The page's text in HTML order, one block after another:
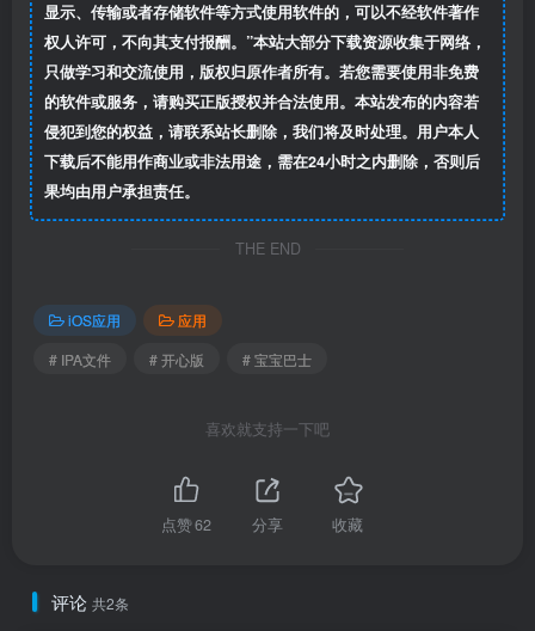
显示、传输或者存储软件等方式使用软件的，可以不经软件著作
权人许可，不向其支付报酬。”本站大部分下载资源收集于网络，
只做学习和交流使用，版权归原作者所有。若您需要使用非免费
的软件或服务，请购买正版授权并合法使用。本站发布的内容若
侵犯到您的权益，请联系站长删除，我们将及时处理。用户本人
下载后不能用作商业或非法用途，需在24小时之内删除，否则后
果均由用户承担责任。
THE END
iOS应用
应用
# IPA文件
# 开心版 # 宝宝巴士
喜欢就支持一下吧
点赞62 分享 收藏
评论 共2条